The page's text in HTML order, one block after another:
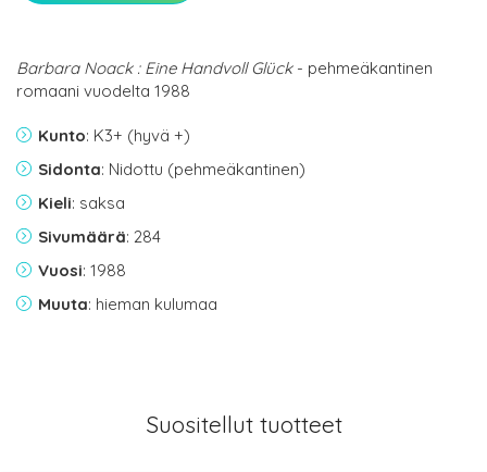
Barbara Noack : Eine Handvoll Glück- pehmeäkantinen
romaani vuodelta 1988
Kunto: K3+ (hyvä +)
Sidonta: Nidottu (pehmeäkantinen)
Kieli: saksa
Sivumäärä: 284
Vuosi: 1988
Muuta: hieman kulumaa
Suositellut tuotteet